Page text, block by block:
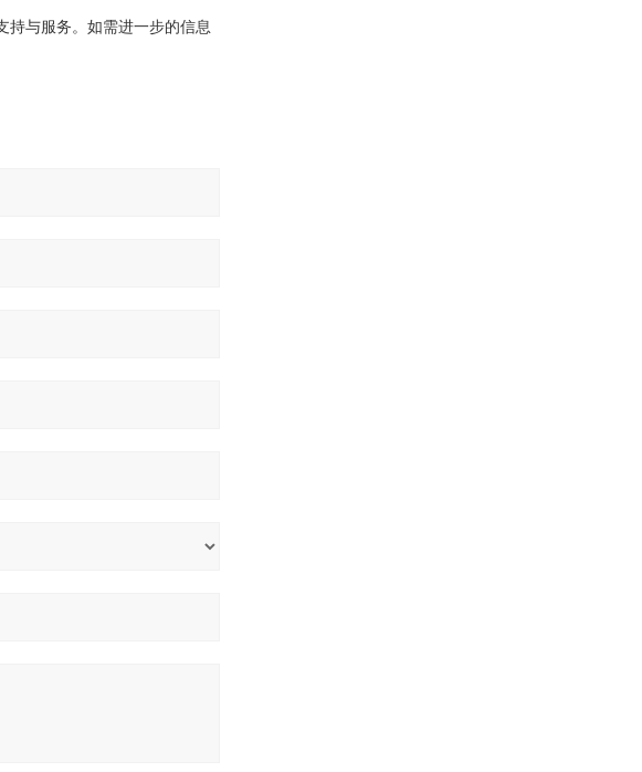
持与服务。如需进一步的信息